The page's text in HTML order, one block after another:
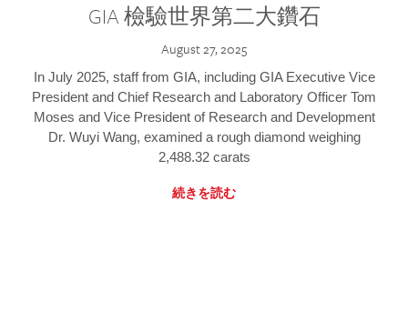
GIA 檢驗世界第二大鑽石
August 27, 2025
In July 2025, staff from GIA, including GIA Executive Vice
President and Chief Research and Laboratory Officer Tom
Moses and Vice President of Research and Development
Dr. Wuyi Wang, examined a rough diamond weighing
2,488.32 carats
続きを読む